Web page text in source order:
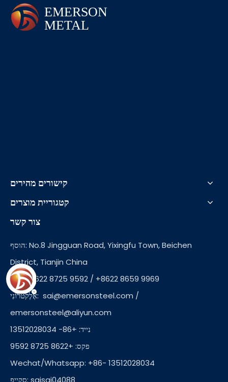
קישורים מהירים
קטגוריית מוצרים
צור קשר
הוסף: No.8 Jingguan Road, Yixingfu Town, Beichen
District, Tianjin China
Tel: +8622 8725 9592 / +8622 8659 9969
אֶלֶקטרוֹנִי: sai@emersonsteel.com /
emersonsteel@aliyun.com
נייד: +86- 13512028034
פקס: +8622 8725 9592
Wechat/Whatsapp: +86- 13512028034
סקייפ: saisai04088